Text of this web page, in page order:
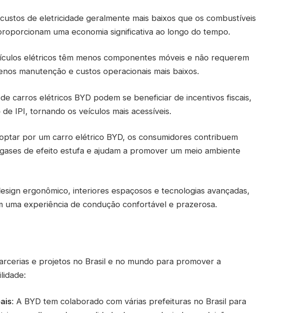
de eletricidade geralmente mais baixos que os combustíveis
uma economia significativa ao longo do tempo.
elétricos têm menos componentes móveis e não requerem
manutenção e custos operacionais mais baixos.
carros elétricos BYD podem se beneficiar de incentivos fiscais,
IPI, tornando os veículos mais acessíveis.
por um carro elétrico BYD, os consumidores contribuem
de efeito estufa e ajudam a promover um meio ambiente
ergonômico, interiores espaçosos e tecnologias avançadas,
uma experiência de condução confortável e prazerosa.
e projetos no Brasil e no mundo para promover a
: A BYD tem colaborado com várias prefeituras no Brasil para